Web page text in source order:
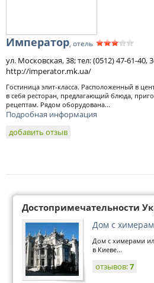
Император, отель
ул. Московская, 38; тел: (0512) 47-61-40,
http://imperator.mk.ua/
Гостиница элит-класса. Расположенный в
в себя ресторан, предлагающий блюда,
рецептам. Рядом оборудована...
Подробная информация
добавить отзыв
Достопримечательности
Дом с
Дом с химерами
в Киеве...
отзывов:7